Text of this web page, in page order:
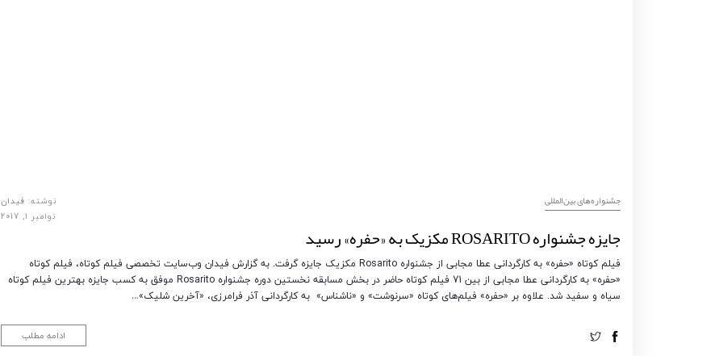
‌‌جشنواره‌های بین‌المللی نوشته: فیدان
نوامبر 1, 2017
جایزه جشنواره ROSARITO مکزیک به «حفره» رسید
فیلم کوتاه «حفره» به کارگردانی عطا مجابی از جشنواره Rosarito مکزیک جایزه گرفت. به گزارش فیدان وب‌سایت تخصصی فیلم کوتاه، فیلم کوتاه
«حفره» به کارگردانی عطا مجابی از بین 71 فیلم کوتاه حاضر در بخش مسابقه نخستین دوره جشنواره Rosarito موفق به کسب جایزه بهترین فیلم کوتاه
سیاه و سفید شد. علاوه بر «حفره» فیلم‌های کوتاه «سرنوشت» و «ناشناس» به کارگردانی آذر فرامرزی، «آخرین شلیک»…
ادامه مطلب